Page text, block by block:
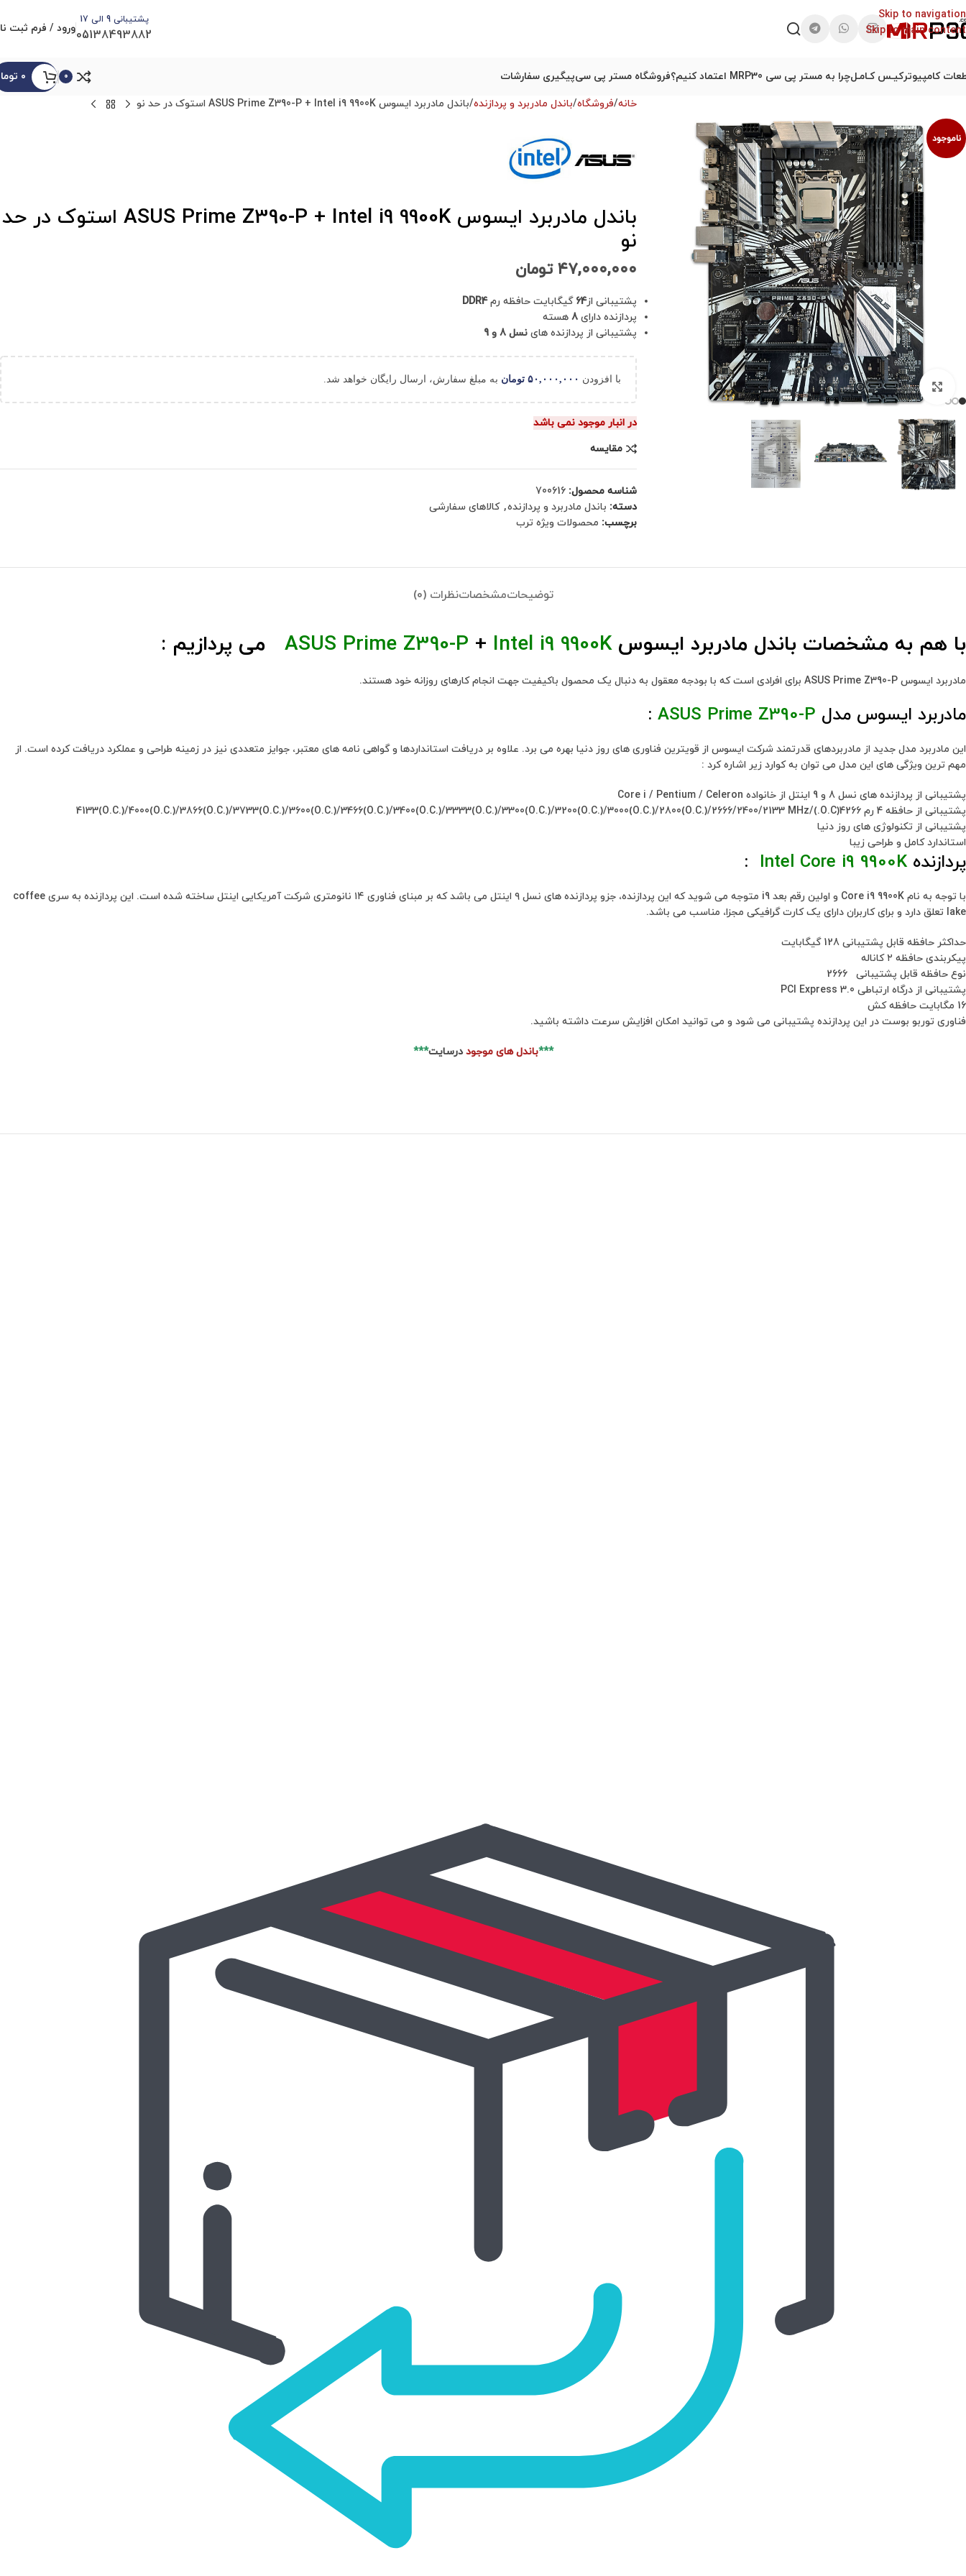
Skip to navigation
Skip to main content
پشتیبانی 9 الی 17
05138493882ورود / فرم ثبت
کامپیوترکیـس کـامـلچرا به مستر پی سی MRP30 اعتماد کنیم؟ فروشگاه مستر پی سیپیگیری سفارشات 0 ۰
ناموجود
برای بزرگنمایی کلیک کنید
خانه فروشگاه باندل مادربرد و پردازنده باندل مادربرد ایسوس ASUS Prime Z390-P + Intel i9 9900K استوک در حد نو
باندل مادربرد ایسوس ASUS Prime Z390-P + Intel i9 9900K استوک در حد
نو
۴۷,۰۰۰,۰۰۰ تومان
پشتیبانی از64 گیگابایت حافظه رمDDR4
پردازنده دارای 8 هسته
پشتیبانی از پردازنده های نسل 8 و 9
با افزودن ۵۰,۰۰۰,۰۰۰ تومان به مبلغ سفارش، ارسال رایگان خواهد شد.
در انبار موجود نمی باشد
مقایسه
شناسه محصول: 700616
دسته: باندل مادربرد و پردازنده, کالاهای سفارشی
برچسب: محصولات ویژه ترب
توضیحاتمشخصاتنظرات (0)
با هم به مشخصات باندل مادربرد ایسوس ASUS Prime Z390-P + Intel i9 9900K می پردازیم :
مادربرد ایسوس ASUS Prime Z390-P برای افرادی است که با بودجه معقول به دنبال یک محصول باکیفیت جهت انجام کارهای روزانه خود هستند.
مادربرد ایسوس مدل ASUS Prime Z390-P
:
این مادربرد مدل جدید از مادربردهای قدرتمند شرکت ایسوس از قویترین فناوری های روز دنیا بهره می برد. علاوه بر دریافت استانداردها و گواهی نامه های معتبر، جوایز متعددی نیز در زمینه طراحی و عملکرد دریافت کرده است. از
مهم ترین ویژگی های این مدل می توان به کوارد زیر اشاره کرد :
پشتیبانی از پردازنده های نسل 8 و 9 اینتل از خانواده Core i / Pentium / Celeron
پشتیبانی از حافظه 4 رم 4266(O.C.)/4133(O.C.)/4000(O.C.)/3866(O.C.)/3733(O.C.)/3600(O.C.)/3466(O.C.)/3400(O.C.)/3333(O.C.)/3300(O.C.)/3200(O.C.)/3000(O.C.)/2800(O.C.)/2666/2400/2133 MHz
پشتیبانی از تکنولوژی های روز دنیا
استاندارد کامل و طراحی زیبا
پردازندهIntel Core i9 9900K
:
با توجه به نام Core i9 9900K و اولین رقم بعد i9 متوجه می شوید که این پردازنده، جزو پردازنده های نسل ۹ اینتل می باشد که بر مبنای فناوری ۱۴ نانومتری شرکت آمریکایی اینتل ساخته شده است. این پردازنده به سری coffee
lake تعلق دارد و برای کاربران دارای یک کارت گرافیکی مجزا، مناسب می باشد.
حداکثر حافظه قابل پشتیبانی 128 گیگابایت
پیکربندی حافظه ۲ کاناله
نوع حافظه قابل پشتیبانی 2666
پشتیبانی از درگاه ارتباطی PCI Express 3.0
16 مگابایت حافظه کش
فناوری توربو بوست در این پردازنده پشتیبانی می شود و می توانید امکان افزایش سرعت داشته باشید.
***باندل های موجوددرسایت***